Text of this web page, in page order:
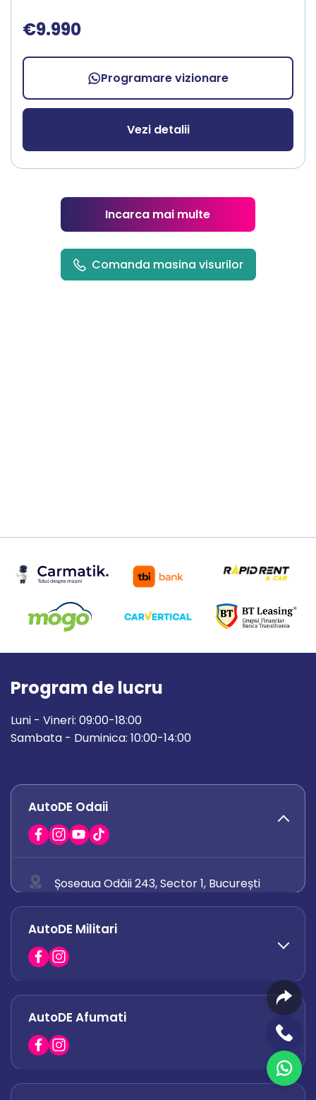
€9.990
Programare vizionare
Vezi detalii
Incarca mai multe
Comanda masina visurilor
Program de lucru
Luni - Vineri: 09:00-18:00
Sambata - Duminica: 10:00-14:00
AutoDE Odaii
Șoseaua Odăii 243, Sector 1, București
0758 671 921
0742 444 194
office.odaii@autode.ro
AutoDE Militari
0758 338 428
office.militari@autode.ro
AutoDE Afumati